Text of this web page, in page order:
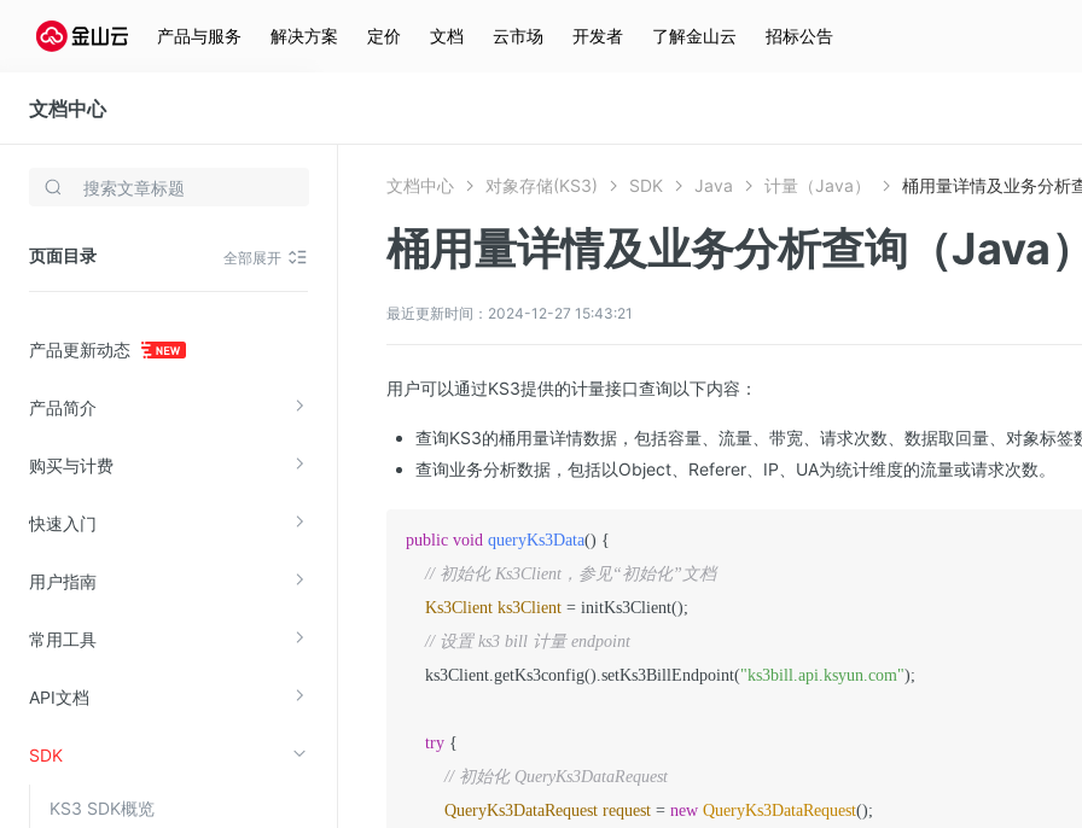
产品与服务 解决方案 定价 文档 云市场 开发者 了解金山云 招标公告
文档中心
对象存储(KS3)
页面目录 全部展开
产品更新动态
产品简介
购买与计费
快速入门
用户指南
常用工具
API文档
SDK
KS3 SDK概览
存储与云分发
云硬盘(EBS)
在线迁移服务
视频云服务
云直播(KLS)
边缘节点计算
金山云云防火墙
大模型应用防火墙
文档中心 对象存储(KS3) SDK Java 计量（Java） 桶用量详情及业务分析
桶用量详情及业务分析查询（Java）
最近更新时间：2024-12-27 15:43:21
用户可以通过KS3提供的计量接口查询以下内容：
查询KS3的桶用量详情数据，包括容量、流量、带宽、请求次数、数据取回量、对象标签
查询业务分析数据，包括以Object、Referer、IP、UA为统计维度的流量或请求次数。
public void queryKs3Data() {
// 初始化 Ks3Client，参见“初始化”文档
Ks3Client ks3Client = initKs3Client();
// 设置 ks3 bill 计量 endpoint
    ks3Client.getKs3config().setKs3BillEndpoint(
"ks3bill.api.ksyun.com");
try {
// 初始化 QueryKs3DataRequest
QueryKs3DataRequest request = new QueryKs3DataRequest();